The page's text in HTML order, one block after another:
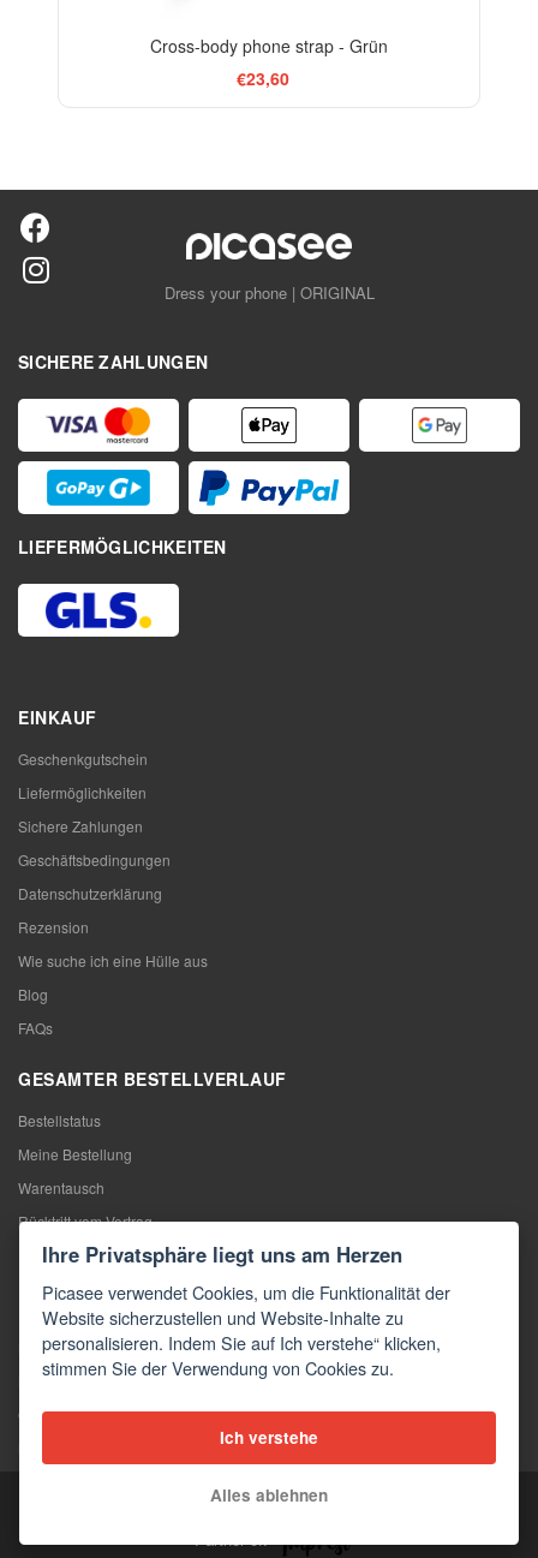
Cross-body phone strap - Grün
€23,60
Dress your phone | ORIGINAL
SICHERE ZAHLUNGEN
LIEFERMÖGLICHKEITEN
EINKAUF
Geschenkgutschein
Liefermöglichkeiten
Sichere Zahlungen
Geschäftsbedingungen
Datenschutzerklärung
Rezension
Wie suche ich eine Hülle aus
Blog
FAQs
GESAMTER BESTELLVERLAUF
Bestellstatus
Meine Bestellung
Warentausch
Rücktritt vom Vertrag
Reklamation
KONTAKTE
Kontakte
Kontaktformular
Großhandel
Copyright © 2026 Picasee
Partner of:
Ihre Privatsphäre liegt uns am Herzen
Picasee verwendet Cookies, um die Funktionalität der
Website sicherzustellen und Website-Inhalte zu
personalisieren. Indem Sie auf Ich verstehe“ klicken,
stimmen Sie der Verwendung von Cookies zu.
Ich verstehe
Alles ablehnen